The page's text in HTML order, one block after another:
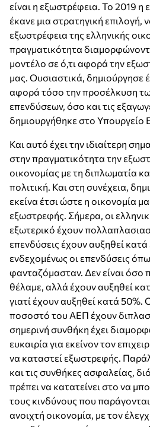
είναι η εξωστρέφεια. Το 2019 η
έκανε μια στρατηγική επιλογή,
εξωστρέφεια της ελληνικής
πραγματικότητα
μοντέλο σε ό,τι αφορά την
μας. Ουσιαστικά, δημιούργησε
αφορά τόσο την προσέλκυση
επενδύσεων, όσο και τις
δημιουργήθηκε στο Υπουργείο
Και αυτό έχει την ιδιαίτερη
στην πραγματικότητα την
οικονομίας με τη διπλωματία
πολιτική. Και στη συνέχεια,
εκείνα έτσι ώστε η οικονομία
εξωστρεφής. Σήμερα, οι
εξωτερικό έχουν
επενδύσεις έχουν αυξηθεί κατά
ενδεχομένως οι επενδύσεις
φανταζόμασταν. Δεν είναι όσο
θέλαμε, αλλά έχουν αυξηθεί
γιατί έχουν αυξηθεί κατά 50%.
ποσοστό του ΑΕΠ έχουν
σημερινή συνθήκη έχει
ευκαιρία για εκείνον τον
να καταστεί εξωστρεφής.
και τις συνθήκες ασφαλείας,
πρέπει να κατατείνει στο να
τους κινδύνους που
ανοιχτή οικονομία, με τον